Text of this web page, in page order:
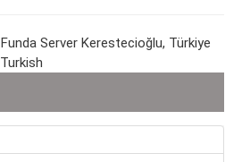
Funda Server Kerestecioğlu, Türkiye
Turkish